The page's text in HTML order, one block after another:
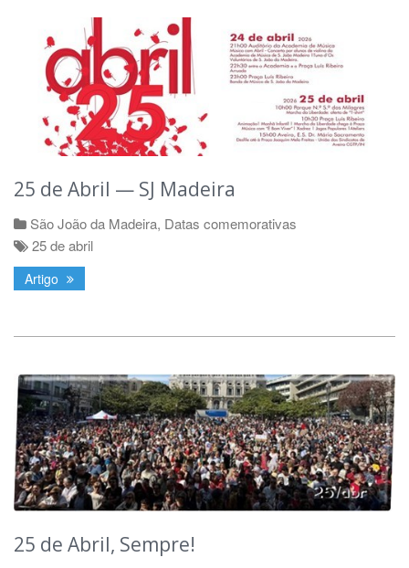
25 de Abril — SJ Madeira
São João da Madeira, Datas comemorativas
25 de abril
Artigo
25 de Abril, Sempre!